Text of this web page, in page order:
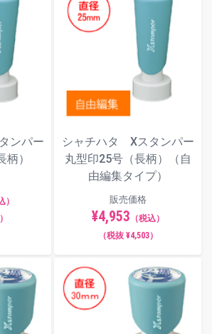
ンパー
）
）
シャチハタ Xスタンパー
丸型印25号（長柄）（自
由編集タイプ）
販売価格
¥4,953 （税込）
（税抜 ¥4,503）